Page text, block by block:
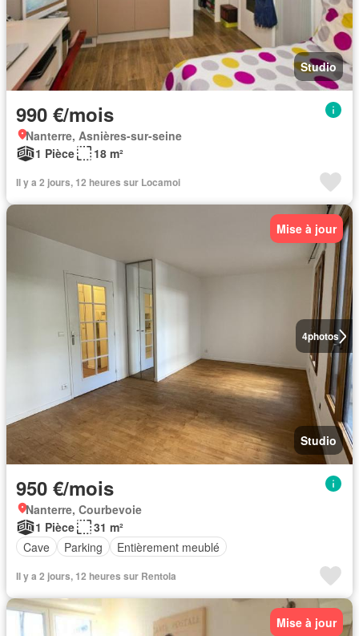
Studio
990 €/mois
Nanterre, Asnières-sur-seine
1 Pièce
18 m²
Il y a 2 jours, 12 heures sur Locamoi
4photos
Mise à jour
Studio
950 €/mois
Nanterre, Courbevoie
1 Pièce
31 m²
Cave
Parking Entièrement meublé
Il y a 2 jours, 12 heures sur Rentola
Mise à jour